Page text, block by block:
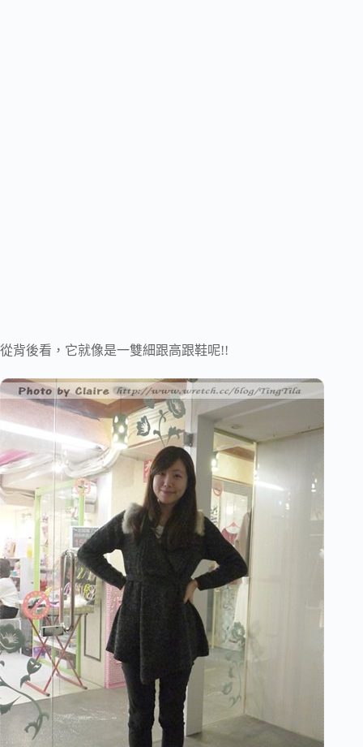
從背後看，它就像是一雙細跟高跟鞋呢!!